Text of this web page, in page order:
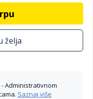
želja
- Administrativnom
Saznaj više